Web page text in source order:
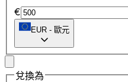
€
EUR - 歐元
兌換為